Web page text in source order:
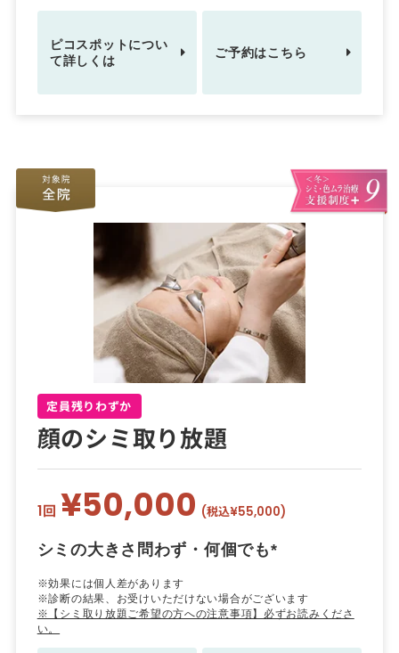
ピコスポットについ
て詳しくは
ご予約はこちら
定員残りわずか
顔のシミ取り放題
1回 ¥50,000 (税込¥55,000)
シミの大きさ問わず・何個でも*
※効果には個人差があります
※診断の結果、お受けいただけない場合がございます
※【シミ取り放題ご希望の方への注意事項】必ずお読みくださ
い。